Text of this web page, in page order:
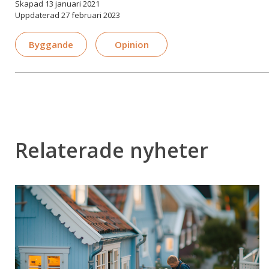
Skapad 13 januari 2021
Uppdaterad 27 februari 2023
Byggande Opinion
Relaterade nyheter
Förenkla
reglerna